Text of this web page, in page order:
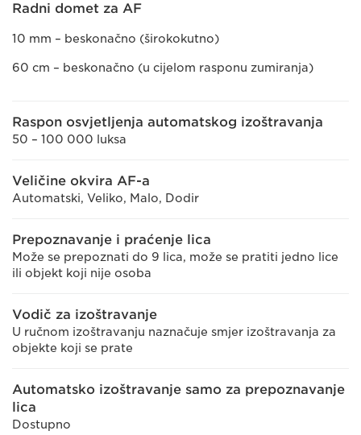
Radni domet za AF
10 mm – beskonačno (širokokutno)
60 cm – beskonačno (u cijelom rasponu zumiranja)
Raspon osvjetljenja automatskog izoštravanja
50 – 100 000 luksa
Veličine okvira AF-a
Automatski, Veliko, Malo, Dodir
Prepoznavanje i praćenje lica
Može se prepoznati do 9 lica, može se pratiti jedno lice
ili objekt koji nije osoba
Vodič za izoštravanje
U ručnom izoštravanju naznačuje smjer izoštravanja za
objekte koji se prate
Automatsko izoštravanje samo za prepoznavanje
lica
Dostupno